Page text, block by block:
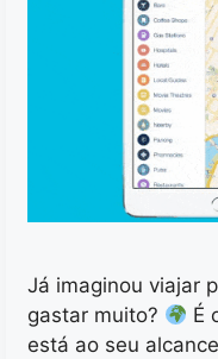
Já imaginou viajar
gastar muito?
É
está ao seu